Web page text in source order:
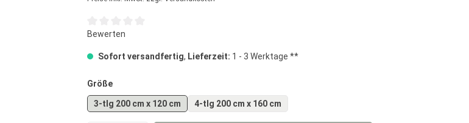
Durchschnittliche Bewertung von 0 von 5 Sternen
Bewerten
Sofort versandfertig, Lieferzeit: 1 - 3 Werktage **
Größeauswählen
3-tlg 200 cm x 120 cm 4-tlg 200 cm x 160 cm